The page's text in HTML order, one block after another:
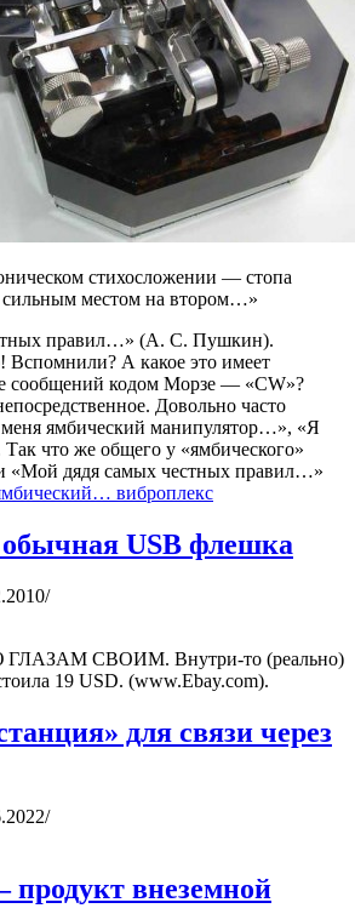
стихосложении — стопа
сильным местом на втором…»
правил…» (А. С. Пушкин).
Вспомнили? А какое это имеет
сообщений кодом Морзе — «CW»?
Довольно часто
ямбический манипулятор…», «Я
что же общего у «ямбического»
«Мой дядя самых честных правил…»
виброплекс
USB флешка
ГЛАЗАМ СВОИМ. Внутри-то (реально)
19 USD. (www.Ebay.com).
для связи через
продукт внеземной